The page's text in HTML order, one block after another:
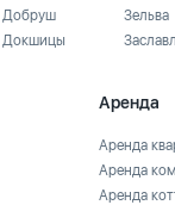
Добруш
Докшицы
Зельва
Аренда
Аренда
Аренда
Аренда